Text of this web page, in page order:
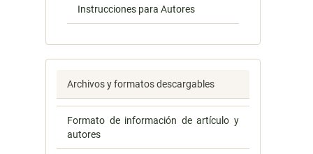
Instrucciones para Autores
Archivos y formatos descargables
Formato de información de artículo y
autores